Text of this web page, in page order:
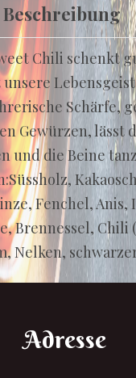
Beschreibung
Chili schenkt
Schärfe,
Gewürzen, lässt
und die Beine
Fenchel, Anis,
Brennessel, Chili
Nelken,
Adresse